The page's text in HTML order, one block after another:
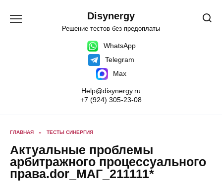
содержанию
Disynergy
Решение тестов без предоплаты
WhatsApp
Telegram
Max
Help@disynergy.ru
+7 (924) 305-23-08
ГЛАВНАЯ » ТЕСТЫ СИНЕРГИЯ
Актуальные проблемы
арбитражного процессуального
права.dor_МАГ_211111*